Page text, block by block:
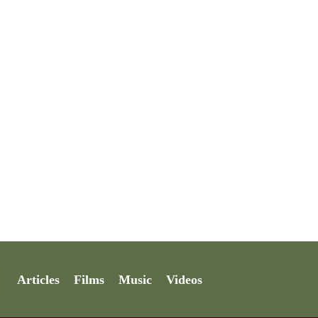
Articles Films Music Videos